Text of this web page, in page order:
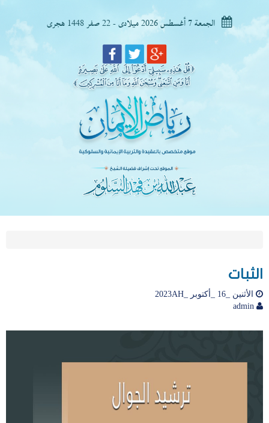
الجمعة 7 أغسطس 2026 ميلادى - 22 صفر 1448 هجرى
الثبات
الأثنين _16 _أكتوبر _2023AH